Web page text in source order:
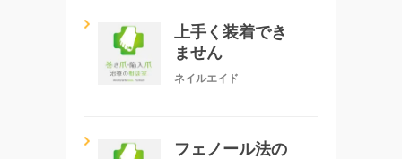
上手く装着でき
ません
ネイルエイド
フェノール法の